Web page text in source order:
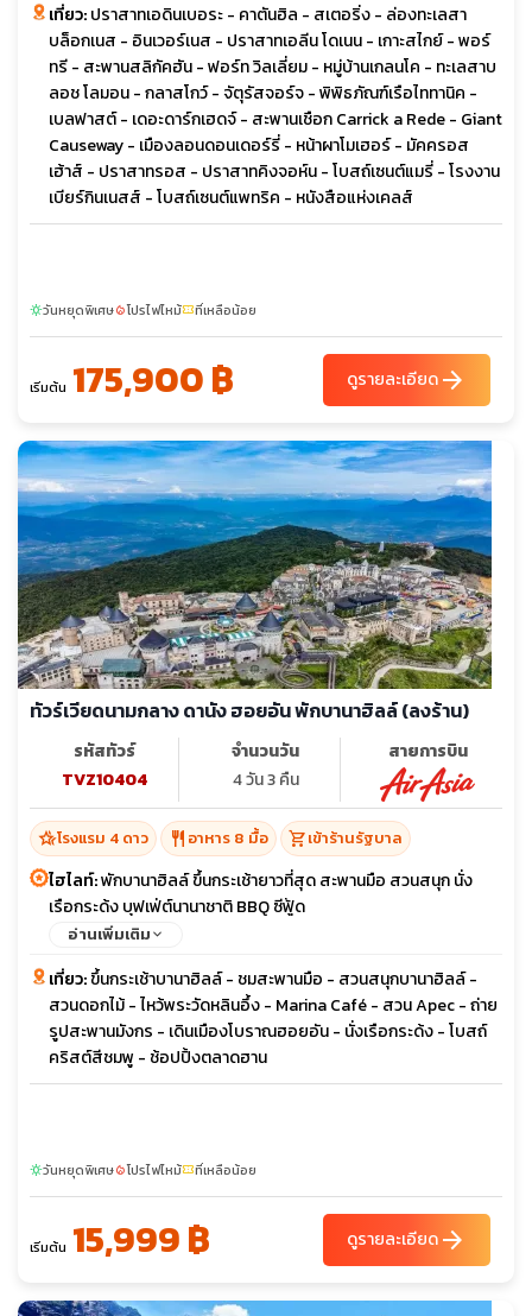
เที่ยว:ปราสาทเอดินเบอระ - คาตันฮิล - สเตอริ่ง - ล่องทะเลสา
บล็อกเนส - อินเวอร์เนส - ปราสาทเอลีน โดเนน - เกาะสไกย์ - พอร์
ทรี - สะพานสลิกัคฮัน - ฟอร์ท วิลเลี่ยม - หมู่บ้านเกลนโค - ทะเลสาบ
ลอช โลมอน - กลาสโกว์ - จัตุรัสจอร์จ - พิพิธภัณฑ์เรือไททานิค -
เบลฟาสต์ - เดอะดาร์กเฮดจ์ - สะพานเชือก Carrick a Rede - Giant
Causeway - เมืองลอนดอนเดอร์รี่ - หน้าผาโมเฮอร์ - มัคครอส
เฮ้าส์ - ปราสาทรอส - ปราสาทคิงจอห์น - โบสถ์เซนต์แมรี่ - โรงงาน
เบียร์กินเนสส์ - โบสถ์เซนต์แพทริค - หนังสือแห่งเคลส์
sunnyวันหยุดพิเศษlocal_fire_departmentโปรไฟไหม้confirmation_numberที่เหลือน้อย
เริ่มต้น 175,900 ฿ ดูรายละเอียดarrow_forward
ทัวร์เวียดนามกลาง ดานัง ฮอยอัน พักบานาฮิลล์ (ลงร้าน)
รหัสทัวร์
TVZ10404
จำนวนวัน
4 วัน 3 คืน
สายการบิน
hotel_classโรงแรม 4 ดาว restaurant อาหาร 8 มื้อ shopping_cartเข้าร้านรัฐบาล
ไฮไลท์:พักบานาฮิลล์ ขึ้นกระเช้ายาวที่สุด สะพานมือ สวนสนุก นั่ง
เรือกระด้ง บุฟเฟ่ต์นานาชาติ BBQ ซีฟู้ด
อ่านเพิ่มเติม
เที่ยว:ขึ้นกระเช้าบานาฮิลล์ - ชมสะพานมือ - สวนสนุกบานาฮิลล์ -
สวนดอกไม้ - ไหว้พระวัดหลินอึ้ง - Marina Café - สวน Apec - ถ่าย
รูปสะพานมังกร - เดินเมืองโบราณฮอยอัน - นั่งเรือกระด้ง - โบสถ์
คริสต์สีชมพู - ช้อปปิ้งตลาดฮาน
sunnyวันหยุดพิเศษlocal_fire_departmentโปรไฟไหม้confirmation_numberที่เหลือน้อย
เริ่มต้น 15,999 ฿ ดูรายละเอียดarrow_forward